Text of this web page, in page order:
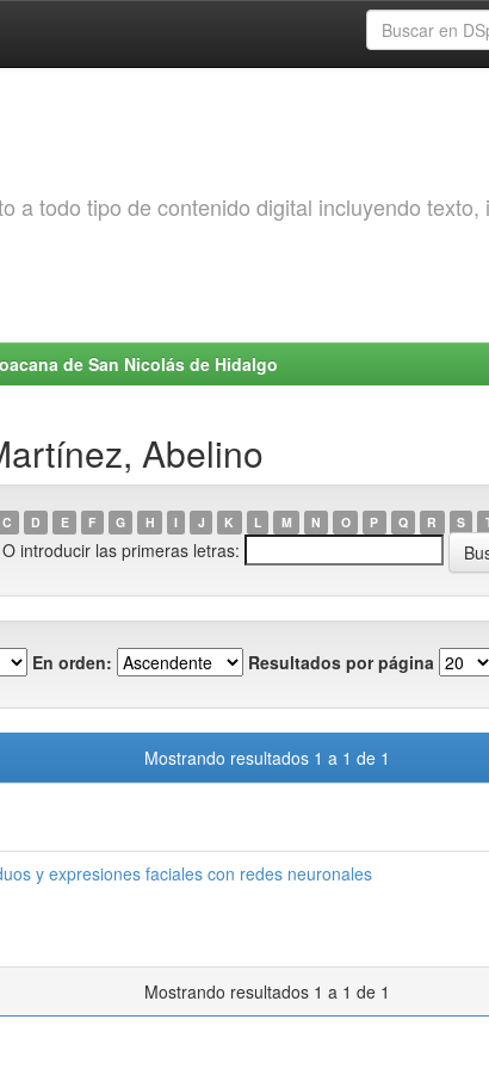
a todo tipo de contenido digital incluyendo texto,
de San Nicolás de Hidalgo
Abelino
C D E F G H I J K L M N O P Q R S
O introducir las primeras letras:
En orden: Resultados por página
Mostrando resultados 1 a 1 de 1
y expresiones faciales con redes neuronales
Mostrando resultados 1 a 1 de 1